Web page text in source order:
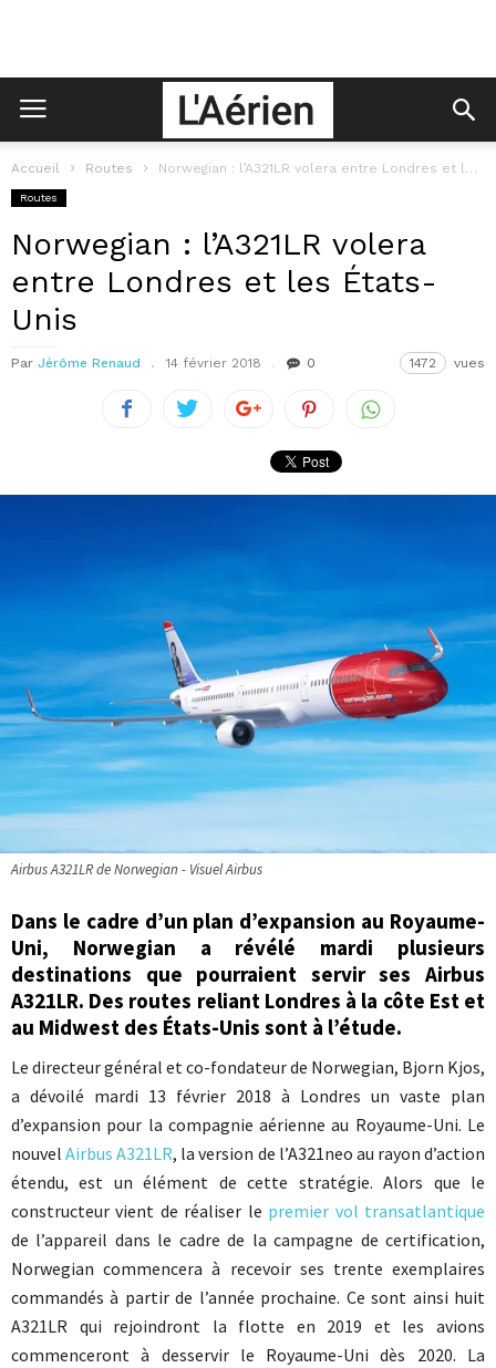
Accueil Routes Norwegian : l’A321LR volera entre Londres et les États-Unis
Routes
Norwegian : l’A321LR volera
entre Londres et les États-
Unis
Par Jérôme Renaud 14 février 2018 0 1472 vues
Airbus A321LR de Norwegian - Visuel Airbus
Dans le cadre d’un plan d’expansion au Royaume-
Uni, Norwegian a révélé mardi plusieurs
destinations que pourraient servir ses Airbus
A321LR. Des routes reliant Londres à la côte Est et
au Midwest des États-Unis sont à l’étude.
Le directeur général et co-fondateur de Norwegian, Bjorn Kjos,
a dévoilé mardi 13 février 2018 à Londres un vaste plan
d’expansion pour la compagnie aérienne au Royaume-Uni. Le
nouvelAirbus A321LR, la version de l’A321neo au rayon d’action
étendu, est un élément de cette stratégie. Alors que le
constructeur vient de réaliser le premier vol transatlantique
de l’appareil dans le cadre de la campagne de certification,
Norwegian commencera à recevoir ses trente exemplaires
commandés à partir de l’année prochaine. Ce sont ainsi huit
A321LR qui rejoindront la flotte en 2019 et les avions
commenceront à desservir le Royaume-Uni dès 2020. La